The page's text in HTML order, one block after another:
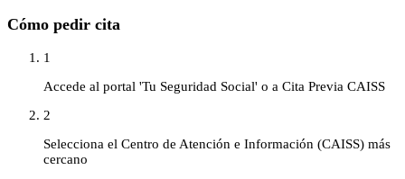
Cómo pedir cita
1
Accede al portal 'Tu Seguridad Social' o a Cita Previa CAISS
2
Selecciona el Centro de Atención e Información (CAISS) más
cercano